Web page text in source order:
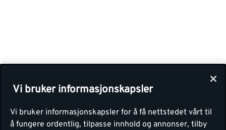
Vi bruker informasjonskapsler
Vi bruker informasjonskapsler for å få nettstedet vårt til
å fungere ordentlig, tilpasse innhold og annonser, tilby